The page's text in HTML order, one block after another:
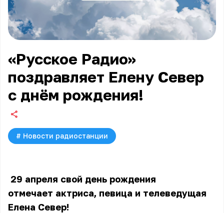
«Русское Радио»
поздравляет Елену Север
с днём рождения!
# Новости радиостанции
29 апреля свой день рождения
отмечает актриса, певица и телеведущая
Елена Север!